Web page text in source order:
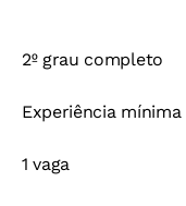
2º grau completo
Experiência
1 vaga